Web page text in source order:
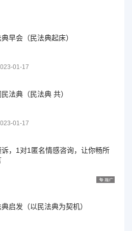
典早会（民法典起床）
01-17
法典（民法典 共）
01-17
诉，1对1匿名情感咨询，让你畅所
典启发（以民法典为契机）